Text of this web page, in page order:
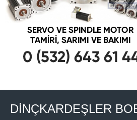
DİNÇKARDEŞLER